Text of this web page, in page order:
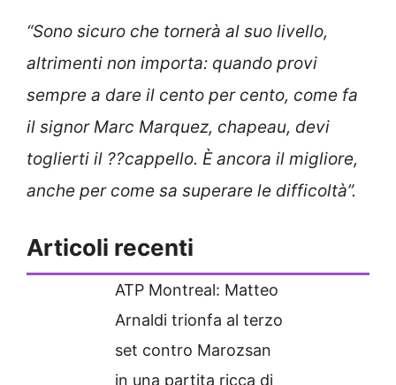
“Sono sicuro che tornerà al suo livello,
altrimenti non importa: quando provi
sempre a dare il cento per cento, come fa
il signor Marc Marquez, chapeau, devi
toglierti il ??cappello. È ancora il migliore,
anche per come sa superare le difficoltà”.
Articoli recenti
ATP Montreal: Matteo
Arnaldi trionfa al terzo
set contro Marozsan
in una partita ricca di